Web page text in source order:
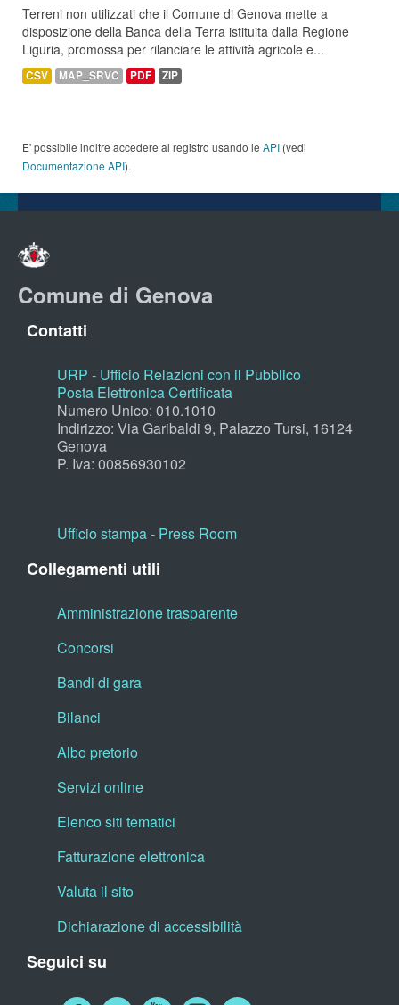
Terreni non utilizzati che il Comune di Genova mette a
disposizione della Banca della Terra istituita dalla Regione
Liguria, promossa per rilanciare le attività agricole e...
CSV MAP_SRVC PDF ZIP
E' possibile inoltre accedere al registro usando le API (vedi
Documentazione API).
Comune di Genova
Contatti
URP - Ufficio Relazioni con il Pubblico
Posta Elettronica Certificata
Numero Unico: 010.1010
Indirizzo: Via Garibaldi 9, Palazzo Tursi, 16124
Genova
P. Iva: 00856930102
Ufficio stampa - Press Room
Collegamenti utili
Amministrazione trasparente
Concorsi
Bandi di gara
Bilanci
Albo pretorio
Servizi online
Elenco siti tematici
Fatturazione elettronica
Valuta il sito
Dichiarazione di accessibilità
Seguici su